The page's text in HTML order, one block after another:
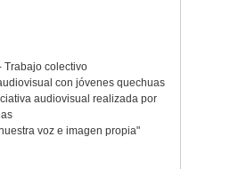
Trabajo colectivo
con jóvenes quechuas
audiovisual realizada por
voz e imagen propia"